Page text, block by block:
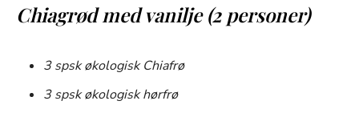
Chiagrød med vanilje (2 personer)
3 spsk økologisk Chiafrø
3 spsk økologisk hørfrø